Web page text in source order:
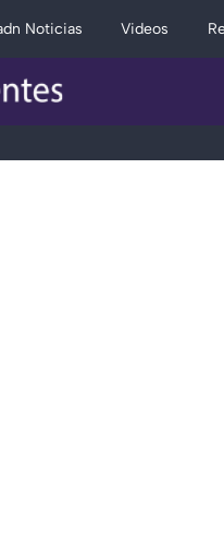
Noticias Videos